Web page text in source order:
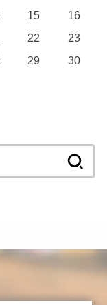
15
16
22
23
29
30